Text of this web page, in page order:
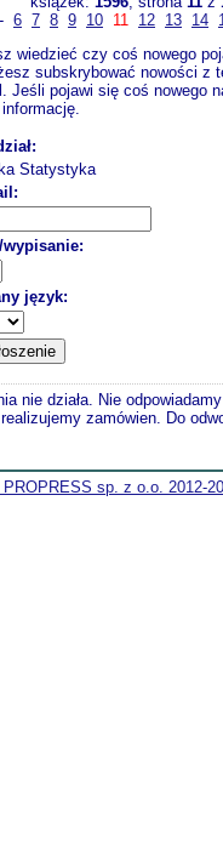
6 7 8 9 10 11 12 13 14
wiedzieć czy coś nowego
subskrybować nowości z
Jeśli pojawi się coś nowego
Statystyka
język:
nie działa. Nie
realizujemy zamówien. Do
sp. z o.o. 2012-